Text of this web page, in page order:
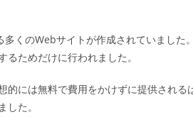
くのWebサイトが作成されていました。
ためだけに行われました。
的には無料で費用をかけずに提供される
た。